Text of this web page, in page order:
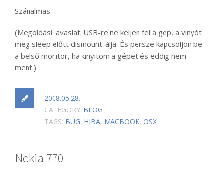
Szánalmas.
(Megoldási javaslat: USB-re ne keljen fel a gép, a vinyót
meg sleep előtt dismount-álja. És persze kapcsoljon be
a belső monitor, ha kinyitom a gépet és eddig nem
ment.)
2008.05.28.
CATEGORY: BLOG
TAGS: BUG, HIBA, MACBOOK, OSX
Nokia 770